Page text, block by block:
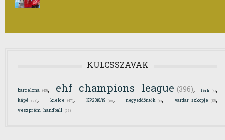
KULCSSZAVAK
barcelona (45), ehf champions league (396), férfi (4),
kápé (28), kielce (47), KP2018/19 (10),negyeddöntők (8), vardar_szkopje (35),
veszprém_handball (52)